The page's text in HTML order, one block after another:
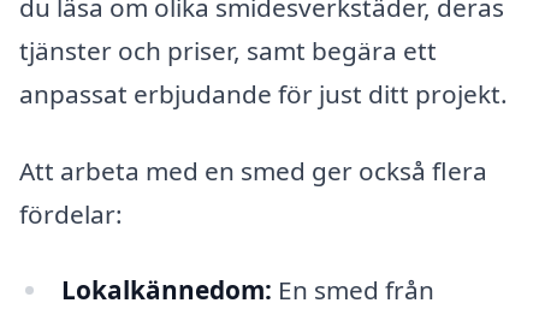
du läsa om olika smidesverkstäder, deras
tjänster och priser, samt begära ett
anpassat erbjudande för just ditt projekt.
Att arbeta med en smed ger också flera
fördelar:
Lokalkännedom: En smed från